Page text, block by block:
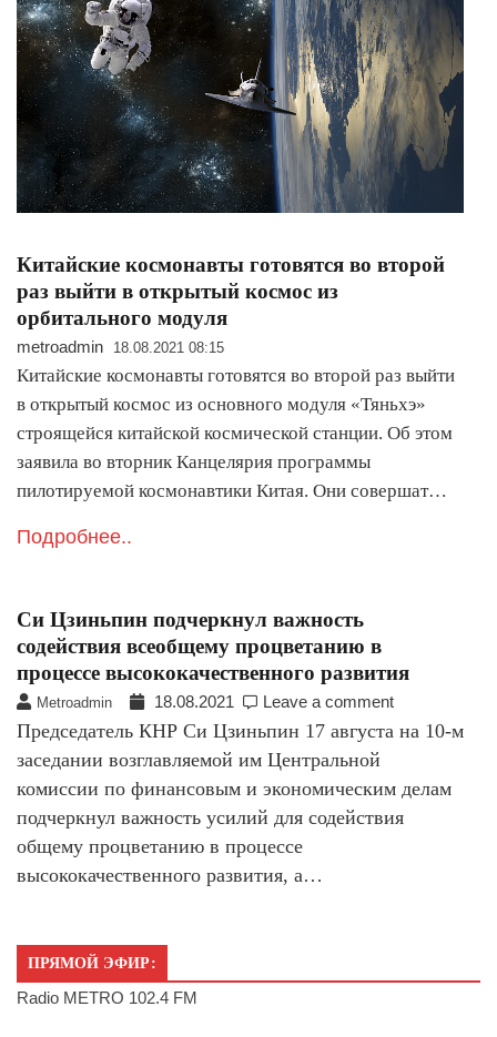
Китайские космонавты готовятся во второй
раз выйти в открытый космос из
орбитального модуля
metroadmin 18.08.2021 08:15
Китайские космонавты готовятся во второй раз выйти
в открытый космос из основного модуля «Тяньхэ»
строящейся китайской космической станции. Об этом
заявила во вторник Канцелярия программы
пилотируемой космонавтики Китая. Они совершат…
Подробнее..
Си Цзиньпин подчеркнул важность
содействия всеобщему процветанию в
процессе высококачественного развития
Metroadmin 18.08.2021 Leave a comment
Председатель КНР Си Цзиньпин 17 августа на 10-м
заседании возглавляемой им Центральной
комиссии по финансовым и экономическим делам
подчеркнул важность усилий для содействия
общему процветанию в процессе
высококачественного развития, а…
ПРЯМОЙ ЭФИР:
Radio METRO 102.4 FM